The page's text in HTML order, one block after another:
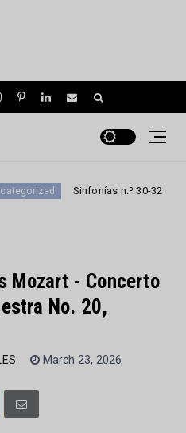
Sinfonías n.º 30-32 de Mozart
Mozart - Concerto
No. 20,
March 23, 2026